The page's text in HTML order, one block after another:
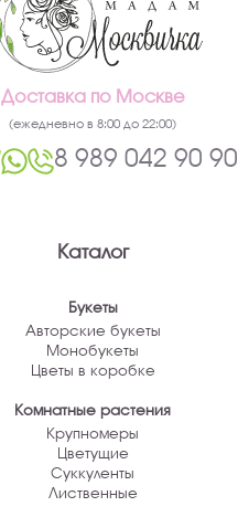
Доставка по Москве
(ежедневно в 8:00 до 22:00)
8 989 042 90 90
Каталог
Букеты
Авторские букеты
Монобукеты
Цветы в коробке
Комнатные растения
Крупномеры
Цветущие
Суккуленты
Лиственные